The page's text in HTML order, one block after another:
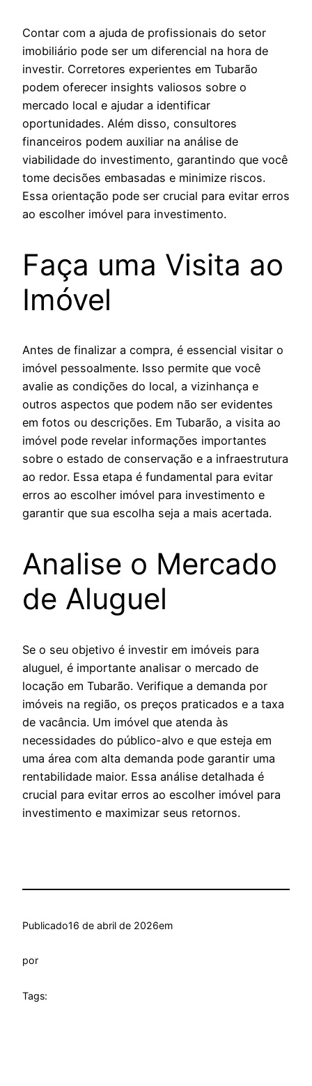
Contar com a ajuda de profissionais do setor
imobiliário pode ser um diferencial na hora de
investir. Corretores experientes em Tubarão
podem oferecer insights valiosos sobre o
mercado local e ajudar a identificar
oportunidades. Além disso, consultores
financeiros podem auxiliar na análise de
viabilidade do investimento, garantindo que você
tome decisões embasadas e minimize riscos.
Essa orientação pode ser crucial para evitar erros
ao escolher imóvel para investimento.
Faça uma Visita ao
Imóvel
Antes de finalizar a compra, é essencial visitar o
imóvel pessoalmente. Isso permite que você
avalie as condições do local, a vizinhança e
outros aspectos que podem não ser evidentes
em fotos ou descrições. Em Tubarão, a visita ao
imóvel pode revelar informações importantes
sobre o estado de conservação e a infraestrutura
ao redor. Essa etapa é fundamental para evitar
erros ao escolher imóvel para investimento e
garantir que sua escolha seja a mais acertada.
Analise o Mercado
de Aluguel
Se o seu objetivo é investir em imóveis para
aluguel, é importante analisar o mercado de
locação em Tubarão. Verifique a demanda por
imóveis na região, os preços praticados e a taxa
de vacância. Um imóvel que atenda às
necessidades do público-alvo e que esteja em
uma área com alta demanda pode garantir uma
rentabilidade maior. Essa análise detalhada é
crucial para evitar erros ao escolher imóvel para
investimento e maximizar seus retornos.
Publicado16 de abril de 2026em
por
Tags: